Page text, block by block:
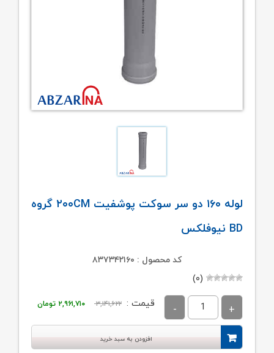
لوله ۱۶۰ دو سر سوکت پوشفیت ۲۰۰CM گروه
BD نیوفلکس
کد محصول : ۸۳۷۳۴۲۱۶۰
(۰)
قیمت : ۳,۱۴۱,۶۲۲
قیمت
اصلی:
۳,۱۴۱,۶۲۲ تومان
۲,۹۶۱,۷۱۰ تومان
افزودن به سبد خرید